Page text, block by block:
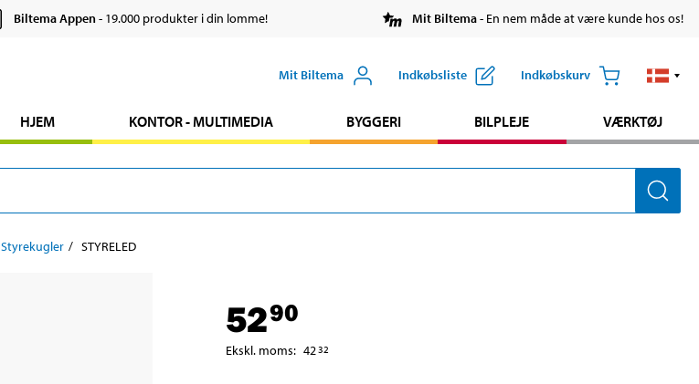
Biltema Appen- 19.000 produkter i din lomme! Mit Biltema- En nem måde at være kunde hos os!
Mit Biltema Indkøbsliste Indkøbskurv
HJEM KONTOR - MULTIMEDIA BYGGERI BILPLEJE VÆRKTØJ
Styrekugler STYRELED
5290
Ekskl. moms: 4232